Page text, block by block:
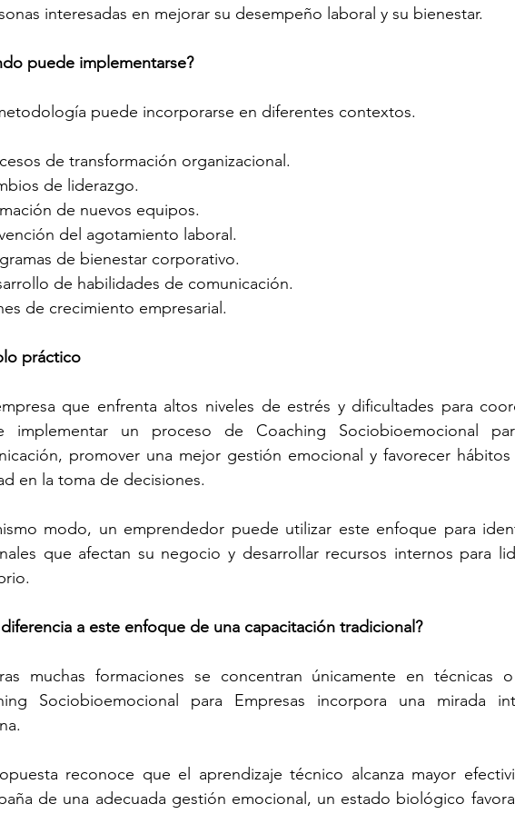
interesadas en mejorar su desempeño laboral y su bienestar.
puede implementarse?
puede incorporarse en diferentes contextos.
de transformación organizacional.
de liderazgo.
de nuevos equipos.
del agotamiento laboral.
de bienestar corporativo.
de habilidades de comunicación.
de crecimiento empresarial.
práctico
que enfrenta altos niveles de estrés y dificultades para
implementar un proceso de Coaching Sociobioemocional
promover una mejor gestión emocional y favorecer
en la toma de decisiones.
modo, un emprendedor puede utilizar este enfoque para
que afectan su negocio y desarrollar recursos internos para
a este enfoque de una capacitación tradicional?
muchas formaciones se concentran únicamente en técnicas
Sociobioemocional para Empresas incorpora una mirada
reconoce que el aprendizaje técnico alcanza mayor
de una adecuada gestión emocional, un estado biológico